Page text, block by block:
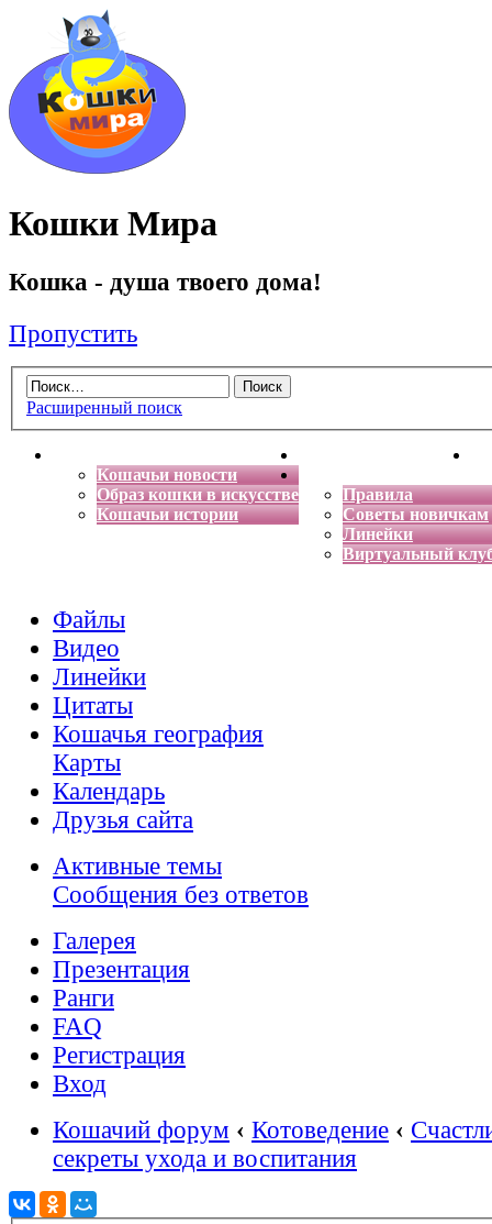
Кошки Мира
Кошка - душа твоего дома!
Пропустить
Расширенный поиск
Кошачьи новости
Образ кошки в искусстве
Кошачьи истории
Энциклопедия кошек
Правила
Советы новичкам
Линейки
Виртуальный
Файлы
Видео
Линейки
Цитаты
Кошачья география
Карты
Календарь
Друзья сайта
Активные темы
Сообщения без ответов
Галерея
Презентация
Ранги
FAQ
Регистрация
Вход
Кошачий форум ‹ Котоведение ‹
секреты ухода и воспитания